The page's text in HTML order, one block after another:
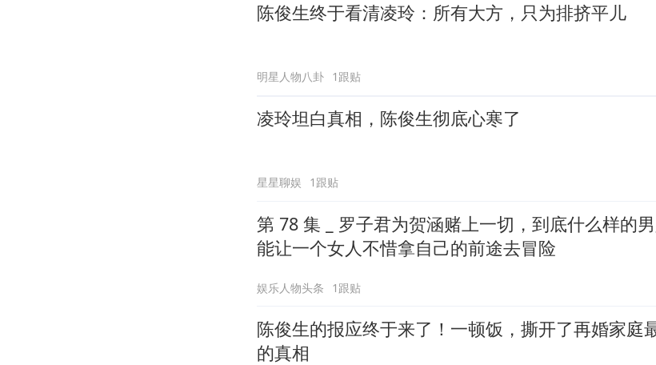
陈俊生终于看清凌玲：所有大方，只为排挤平儿
明星人物八卦 1跟贴
凌玲坦白真相，陈俊生彻底心寒了
星星聊娱 1跟贴
第 78 集 _ 罗子君为贺涵赌上一切，到底什么样的男
能让一个女人不惜拿自己的前途去冒险
娱乐人物头条 1跟贴
陈俊生的报应终于来了！一顿饭，撕开了再婚家庭
的真相